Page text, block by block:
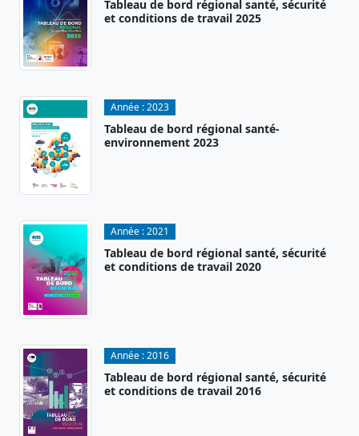
Tableau de bord régional santé, sécurité
et conditions de travail 2025
Année :2023
Tableau de bord régional santé-
environnement 2023
Année :2021
Tableau de bord régional santé, sécurité
et conditions de travail 2020
Année :2016
Tableau de bord régional santé, sécurité
et conditions de travail 2016